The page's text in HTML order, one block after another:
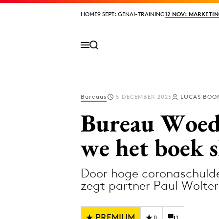
HOME9 SEPT: GENAI-TRAINING12 NOV:
HOME9 SEPT: GENAI-TRAINING12 NOV:
Design
Digital
Diversiteit
Bureaus 5 DECEMBER 2025 LUCAS
Bureau
we het boek
Door hoge
zegt partner Paul
0 1